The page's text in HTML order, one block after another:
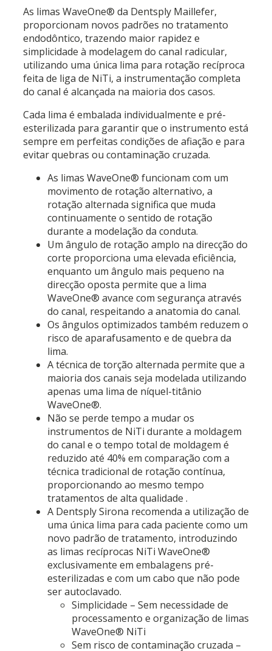
As limas WaveOne® da Dentsply Maillefer,
proporcionam novos padrões no tratamento
endodôntico, trazendo maior rapidez e
simplicidade à modelagem do canal radicular,
utilizando uma única lima para rotação recíproca
feita de liga de NiTi, a instrumentação completa
do canal é alcançada na maioria dos casos.
Cada lima é embalada individualmente e pré-
esterilizada para garantir que o instrumento está
sempre em perfeitas condições de afiação e para
evitar quebras ou contaminação cruzada.
As limas WaveOne® funcionam com um
movimento de rotação alternativo, a
rotação alternada significa que muda
continuamente o sentido de rotação
durante a modelação da conduta.
Um ângulo de rotação amplo na direcção do
corte proporciona uma elevada eficiência,
enquanto um ângulo mais pequeno na
direcção oposta permite que a lima
WaveOne® avance com segurança através
do canal, respeitando a anatomia do canal.
Os ângulos optimizados também reduzem o
risco de aparafusamento e de quebra da
lima.
A técnica de torção alternada permite que a
maioria dos canais seja modelada utilizando
apenas uma lima de níquel-titânio
WaveOne®.
Não se perde tempo a mudar os
instrumentos de NiTi durante a moldagem
do canal e o tempo total de moldagem é
reduzido até 40% em comparação com a
técnica tradicional de rotação contínua,
proporcionando ao mesmo tempo
tratamentos de alta qualidade .
A Dentsply Sirona recomenda a utilização de
uma única lima para cada paciente como um
novo padrão de tratamento, introduzindo
as limas recíprocas NiTi WaveOne®
exclusivamente em embalagens pré-
esterilizadas e com um cabo que não pode
ser autoclavado.
Simplicidade – Sem necessidade de
processamento e organização de limas
WaveOne® NiTi
Sem risco de contaminação cruzada –